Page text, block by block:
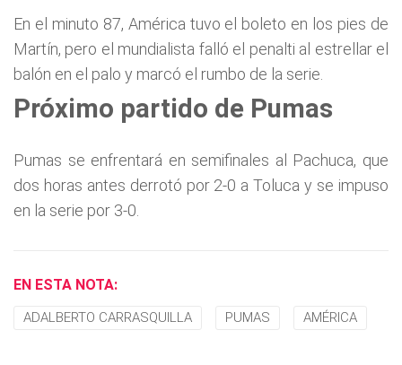
En el minuto 87, América tuvo el boleto en los pies de
Martín, pero el mundialista falló el penalti al estrellar el
balón en el palo y marcó el rumbo de la serie.
Próximo partido de Pumas
Pumas se enfrentará en semifinales al Pachuca, que
dos horas antes derrotó por 2-0 a Toluca y se impuso
en la serie por 3-0.
EN ESTA NOTA:
ADALBERTO CARRASQUILLA PUMAS AMÉRICA